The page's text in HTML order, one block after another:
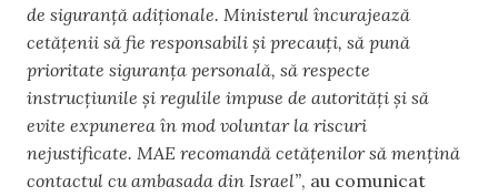
de siguranță adiționale. Ministerul încurajează
cetățenii să fie responsabili și precauți, să pună
prioritate siguranța personală, să respecte
instrucțiunile și regulile impuse de autorități și să
evite expunerea în mod voluntar la riscuri
nejustificate. MAE recomandă cetățenilor să mențină
contactul cu ambasada din Israel”, au comunicat